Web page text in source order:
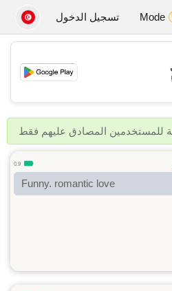
Tunisiaتسجيل الدخول
💖
💕
للمستخدمين المصادق عليهم فقط
0.9
Funny. romantic love